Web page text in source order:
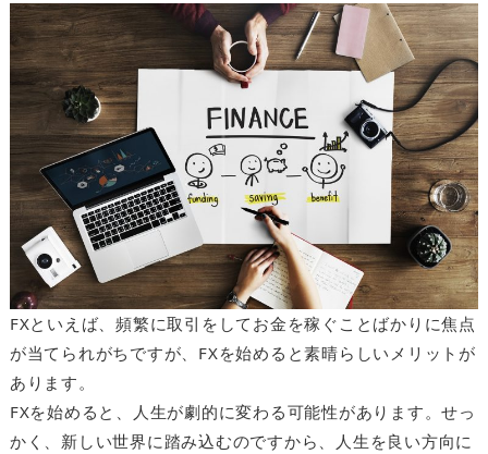
FXといえば、頻繁に取引をしてお金を稼ぐことばかりに焦点
が当てられがちですが、FXを始めると素晴らしいメリットが
あります。
FXを始めると、人生が劇的に変わる可能性があります。せっ
かく、新しい世界に踏み込むのですから、人生を良い方向に